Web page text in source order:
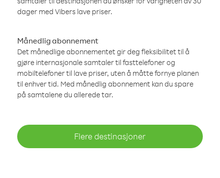
dager med Vibers lave priser.
Månedlig abonnement
Det månedlige abonnementet gir deg fleksibilitet til å
gjøre internasjonale samtaler til fasttelefoner og
mobiltelefoner til lave priser, uten å måtte fornye planen
til enhver tid. Med månedlig abonnement kan du spare
på samtalene du allerede tar.
Flere destinasjoner